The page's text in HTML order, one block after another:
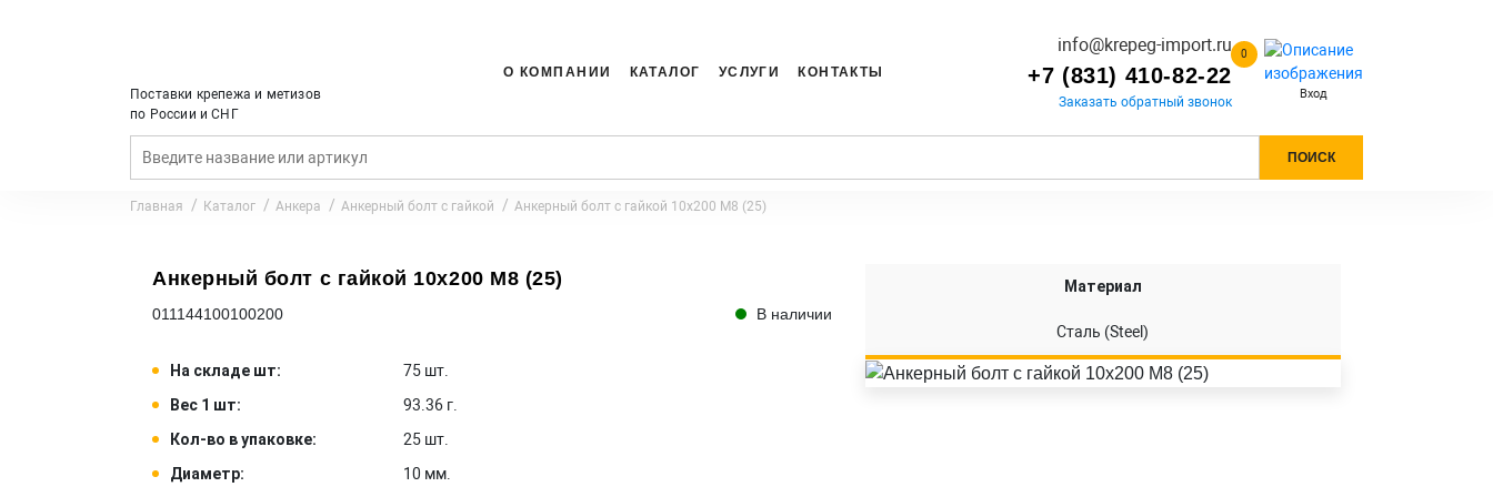
Поставки крепежа и метизов
по России и СНГ
О КОМПАНИИ КАТАЛОГ УСЛУГИ КОНТАКТЫ
info@krepeg-import.ru
+7 (831) 410-82-22
Заказать обратный звонок
0
Вход
ПОИСК
Главная Каталог Анкера Анкерный болт с гайкой Анкерный болт с гайкой 10x200 M8 (25)
Анкерный болт с гайкой 10x200 M8 (25)
011144100100200 В наличии
На складе шт:
75 шт.
Вес 1 шт:
93.36 г.
Кол-во в упаковке:
25 шт.
Диаметр:
10 мм.
Материал
Сталь (Steel)